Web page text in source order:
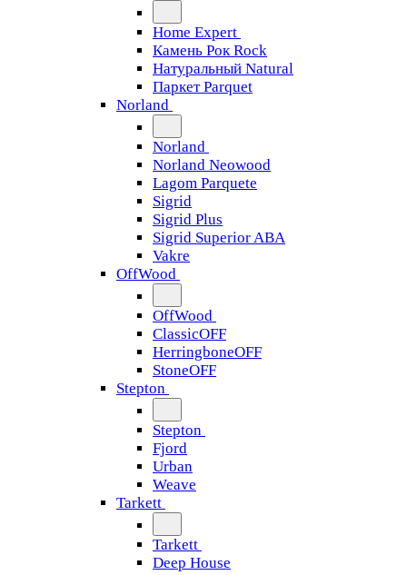
Home Expert
Камень Рок Rock
Натуральный Natural
Паркет Parquet
Norland
Norland
Norland Neowood
Lagom Parquete
Sigrid
Sigrid Plus
Sigrid Superior ABA
Vakre
OffWood
OffWood
ClassicOFF
HerringboneOFF
StoneOFF
Stepton
Stepton
Fjord
Urban
Weave
Tarkett
Tarkett
Deep House